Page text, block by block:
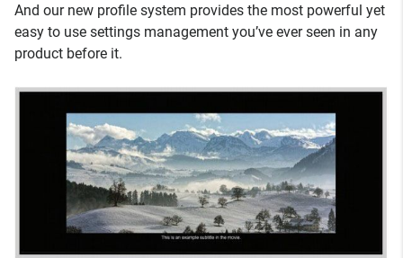
And our new profile system provides the most powerful yet
easy to use settings management you’ve ever seen in any
product before it.